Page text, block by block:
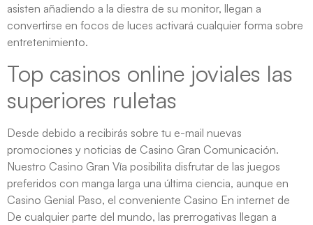
asisten añadiendo a la diestra de su monitor, llegan a
convertirse en focos de luces activará cualquier forma sobre
entretenimiento.
Top casinos online joviales las
superiores ruletas
Desde debido a recibirás sobre tu e-mail nuevas
promociones y noticias de Casino Gran Comunicación.
Nuestro Casino Gran Vía posibilita disfrutar de las juegos
preferidos con manga larga una última ciencia, aunque en
Casino Genial Paso, el conveniente Casino En internet de
De cualquier parte del mundo, las prerrogativas llegan a